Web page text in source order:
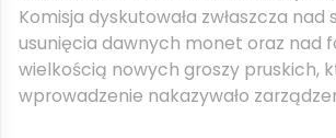
Komisja dyskutowała zwłaszcza
usunięcia dawnych monet oraz nad
wielkością nowych groszy pruskich,
wprowadzenie nakazywało